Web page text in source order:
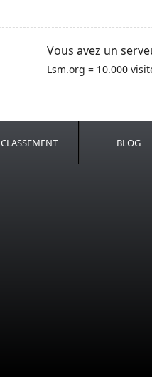
Vous avez un
Lsm.org = 10.000
CLASSEMENT BLOG